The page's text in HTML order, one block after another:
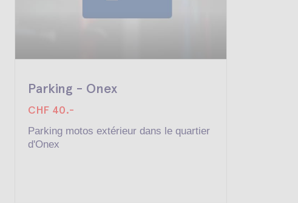
Parking - Onex
CHF 40.-
Parking motos extérieur dans le quartier
d'Onex